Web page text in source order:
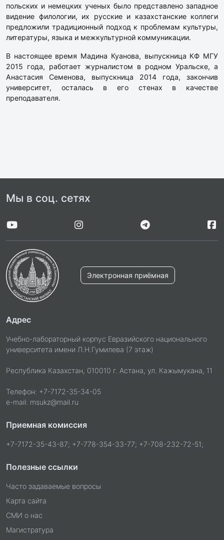
польских и немецких ученых было представлено западное
видение филологии, их русские и казахстанские коллеги
предложили традиционный подход к проблемам культуры,
литературы, языка и межкультурной коммуникации.
В настоящее время Мадина Куанова, выпускница КФ МГУ
2015 года, работает журналистом в родном Уральске, а
Анастасия Семенова, выпускница 2014 года, закончив
университет, осталась в его стенах в качестве
преподавателя.
Мы в соц. сетях
Электронная приёмная
Адрес
Учебно-лабораторный корпус Евразийского национального
университета имени Л.Н.Гумилева (7 этаж)
Республика Казахстан, 010010 г. Астана, ул. Кажымукана, 11
Телефон: +7-7172-35-34-05
e-mail: msukz@mail.ru
Приемная комиссия
+7-7172-35-43-87; +7-778-354-33-77; +7-708-232-72-51;
Полезные ссылки
Часто задаваемые вопросы
Карта сайта
СМИ о нас
Магистратура